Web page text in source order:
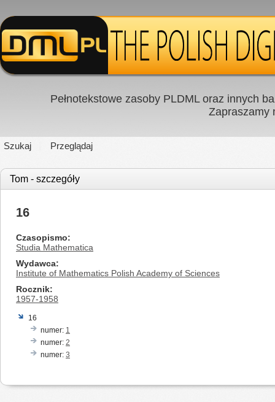
Pełnotekstowe zasoby PLDML oraz innych
Zapraszamy
Szukaj Przeglądaj
Tom - szczegóły
16
Czasopismo
Studia Mathematica
Wydawca
Institute of Mathematics Polish Academy of Sciences
Rocznik
1957-1958
16
numer: 1
numer: 2
numer: 3